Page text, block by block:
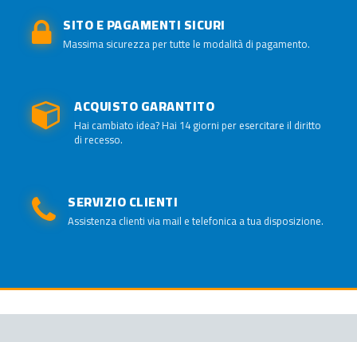
SITO E PAGAMENTI SICURI
Massima sicurezza per tutte le modalità di pagamento.
ACQUISTO GARANTITO
Hai cambiato idea? Hai 14 giorni per esercitare il diritto
di recesso.
SERVIZIO CLIENTI
Assistenza clienti via mail e telefonica a tua disposizione.